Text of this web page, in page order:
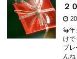
２
毎年
け
プ
ん